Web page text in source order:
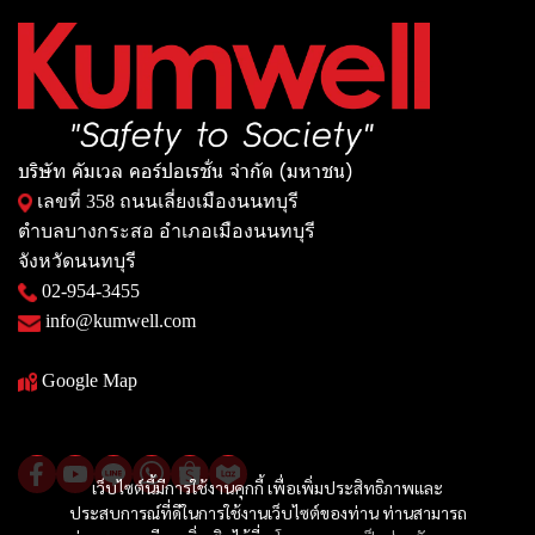
เว็บไซต์นี้มีการใช้งานคุกกี้ เพื่อเพิ่มประสิทธิภาพและ
ประสบการณ์ที่ดีในการใช้งานเว็บไซต์ของท่าน ท่านสามารถ
บริษัท คัมเวล คอร์ปอเรชั่น จำกัด (มหาชน)
เลขที่ 358 ถนนเลี่ยงเมืองนนทบุรี
ตำบลบางกระสอ อำเภอเมืองนนทบุรี
จังหวัดนนทบุรี
02-954-3455
info@kumwell.com
Google Map